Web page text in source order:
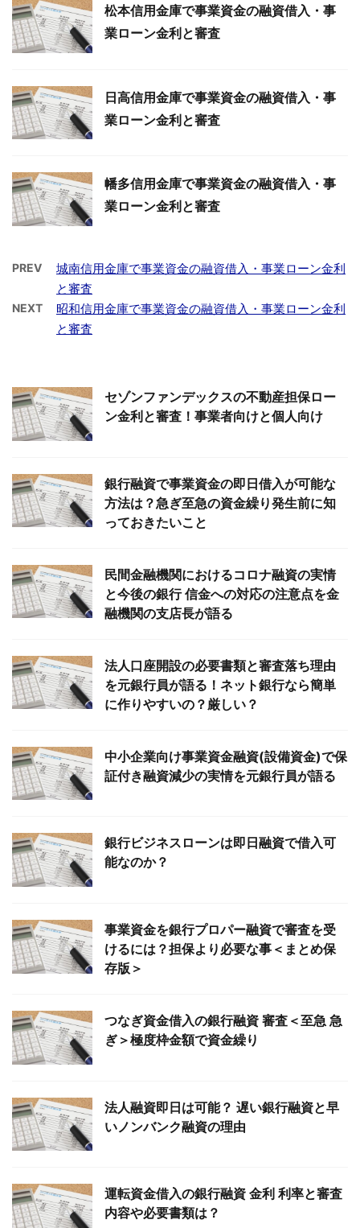
松本信用金庫で事業資金の融資借入・事
業ローン金利と審査
日高信用金庫で事業資金の融資借入・事
業ローン金利と審査
幡多信用金庫で事業資金の融資借入・事
業ローン金利と審査
PREV
城南信用金庫で事業資金の融資借入・事業ローン金利
と審査
NEXT
昭和信用金庫で事業資金の融資借入・事業ローン金利
と審査
セゾンファンデックスの不動産担保ロー
ン金利と審査！事業者向けと個人向け
銀行融資で事業資金の即日借入が可能な
方法は？急ぎ至急の資金繰り発生前に知
っておきたいこと
民間金融機関におけるコロナ融資の実情
と今後の銀行 信金への対応の注意点を金
融機関の支店長が語る
法人口座開設の必要書類と審査落ち理由
を元銀行員が語る！ネット銀行なら簡単
に作りやすいの？厳しい？
中小企業向け事業資金融資(設備資金)で保
証付き融資減少の実情を元銀行員が語る
銀行ビジネスローンは即日融資で借入可
能なのか？
事業資金を銀行プロパー融資で審査を受
けるには？担保より必要な事＜まとめ保
存版＞
つなぎ資金借入の銀行融資 審査＜至急 急
ぎ＞極度枠金額で資金繰り
法人融資即日は可能？ 遅い銀行融資と早
いノンバンク融資の理由
運転資金借入の銀行融資 金利 利率と審査
内容や必要書類は？